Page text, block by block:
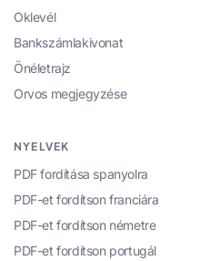
Oklevél
Bankszámlakivonat
Önéletrajz
Orvos megjegyzése
NYELVEK
PDF fordítása spanyolra
PDF-et fordítson franciára
PDF-et fordítson németre
PDF-et fordítson portugál